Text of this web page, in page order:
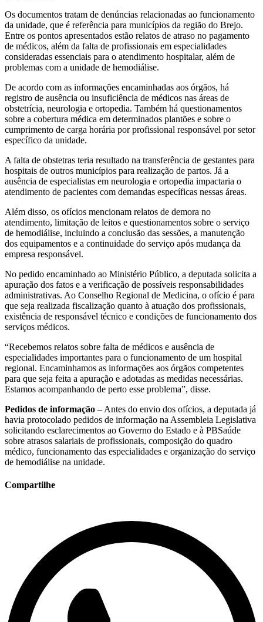
Os documentos tratam de denúncias relacionadas ao funcionamento
da unidade, que é referência para municípios da região do Brejo.
Entre os pontos apresentados estão relatos de atraso no pagamento
de médicos, além da falta de profissionais em especialidades
consideradas essenciais para o atendimento hospitalar, além de
problemas com a unidade de hemodiálise.
De acordo com as informações encaminhadas aos órgãos, há
registro de ausência ou insuficiência de médicos nas áreas de
obstetrícia, neurologia e ortopedia. Também há questionamentos
sobre a cobertura médica em determinados plantões e sobre o
cumprimento de carga horária por profissional responsável por setor
específico da unidade.
A falta de obstetras teria resultado na transferência de gestantes para
hospitais de outros municípios para realização de partos. Já a
ausência de especialistas em neurologia e ortopedia impactaria o
atendimento de pacientes com demandas específicas nessas áreas.
Além disso, os ofícios mencionam relatos de demora no
atendimento, limitação de leitos e questionamentos sobre o serviço
de hemodiálise, incluindo a conclusão das sessões, a manutenção
dos equipamentos e a continuidade do serviço após mudança da
empresa responsável.
No pedido encaminhado ao Ministério Público, a deputada solicita a
apuração dos fatos e a verificação de possíveis responsabilidades
administrativas. Ao Conselho Regional de Medicina, o ofício é para
que seja realizada fiscalização quanto à atuação dos profissionais,
existência de responsável técnico e condições de funcionamento dos
serviços médicos.
“Recebemos relatos sobre falta de médicos e ausência de
especialidades importantes para o funcionamento de um hospital
regional. Encaminhamos as informações aos órgãos competentes
para que seja feita a apuração e adotadas as medidas necessárias.
Estamos acompanhando de perto esse problema”, disse.
Pedidos de informação – Antes do envio dos ofícios, a deputada já
havia protocolado pedidos de informação na Assembleia Legislativa
solicitando esclarecimentos ao Governo do Estado e à PBSaúde
sobre atrasos salariais de profissionais, composição do quadro
médico, funcionamento das especialidades e organização do serviço
de hemodiálise na unidade.
Compartilhe